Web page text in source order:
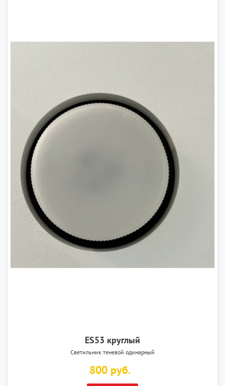
ES53 круглый
Светильник теневой одинарный
800 руб.